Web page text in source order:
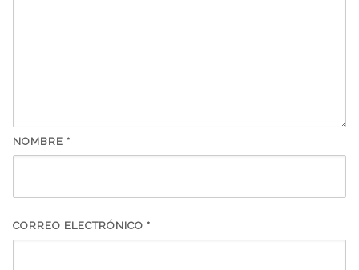
NOMBRE *
CORREO ELECTRÓNICO *